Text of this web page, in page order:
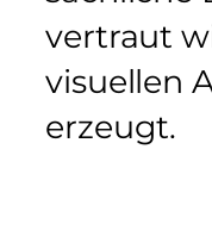
vertraut
visuellen
erzeugt.